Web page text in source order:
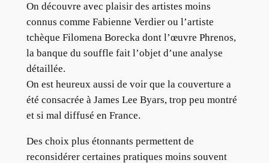
On découvre avec plaisir des artistes moins
connus comme Fabienne Verdier ou l’artiste
tchèque Filomena Borecka dont l’œuvre Phrenos,
la banque du souffle fait l’objet d’une analyse
détaillée.
On est heureux aussi de voir que la couverture a
été consacrée à James Lee Byars, trop peu montré
et si mal diffusé en France.
Des choix plus étonnants permettent de
reconsidérer certaines pratiques moins souvent